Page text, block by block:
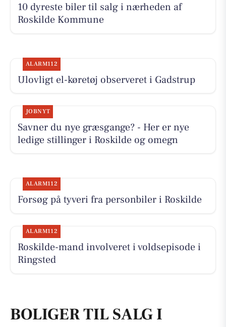
10 dyreste biler til salg i nærheden af
Roskilde Kommune
ALARM112
Ulovligt el-køretøj observeret i Gadstrup
JOBNYT
Savner du nye græsgange? - Her er nye
ledige stillinger i Roskilde og omegn
ALARM112
Forsøg på tyveri fra personbiler i Roskilde
ALARM112
Roskilde-mand involveret i voldsepisode i
Ringsted
BOLIGER TIL SALG I